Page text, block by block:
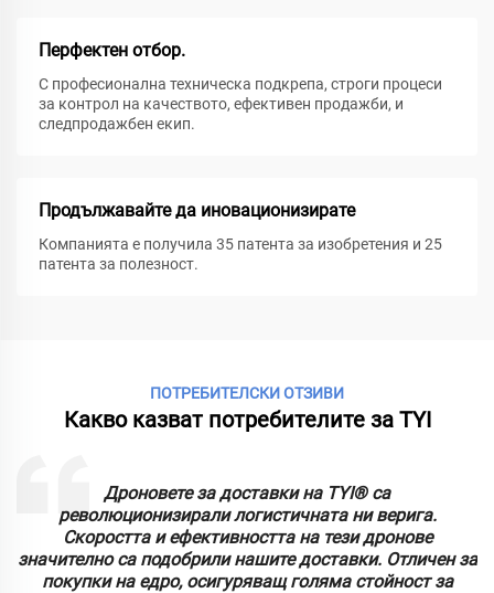
Перфектен отбор.
С професионална техническа подкрепа, строги процеси
за контрол на качеството, ефективен продажби, и
следпродажбен екип.
Продължавайте да иновационизирате
Компанията е получила 35 патента за изобретения и 25
патента за полезност.
ПОТРЕБИТЕЛСКИ ОТЗИВИ
Какво казват потребителите за TYI
Дроновете за доставки на TYI® са
революционизирали логистичната ни верига.
Скоростта и ефективността на тези дронове
значително са подобрили нашите доставки. Отличен за
покупки на едро, осигуряващ голяма стойност за